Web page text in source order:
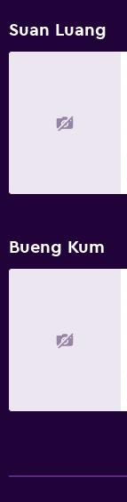
Suan Luang
Bueng Kum